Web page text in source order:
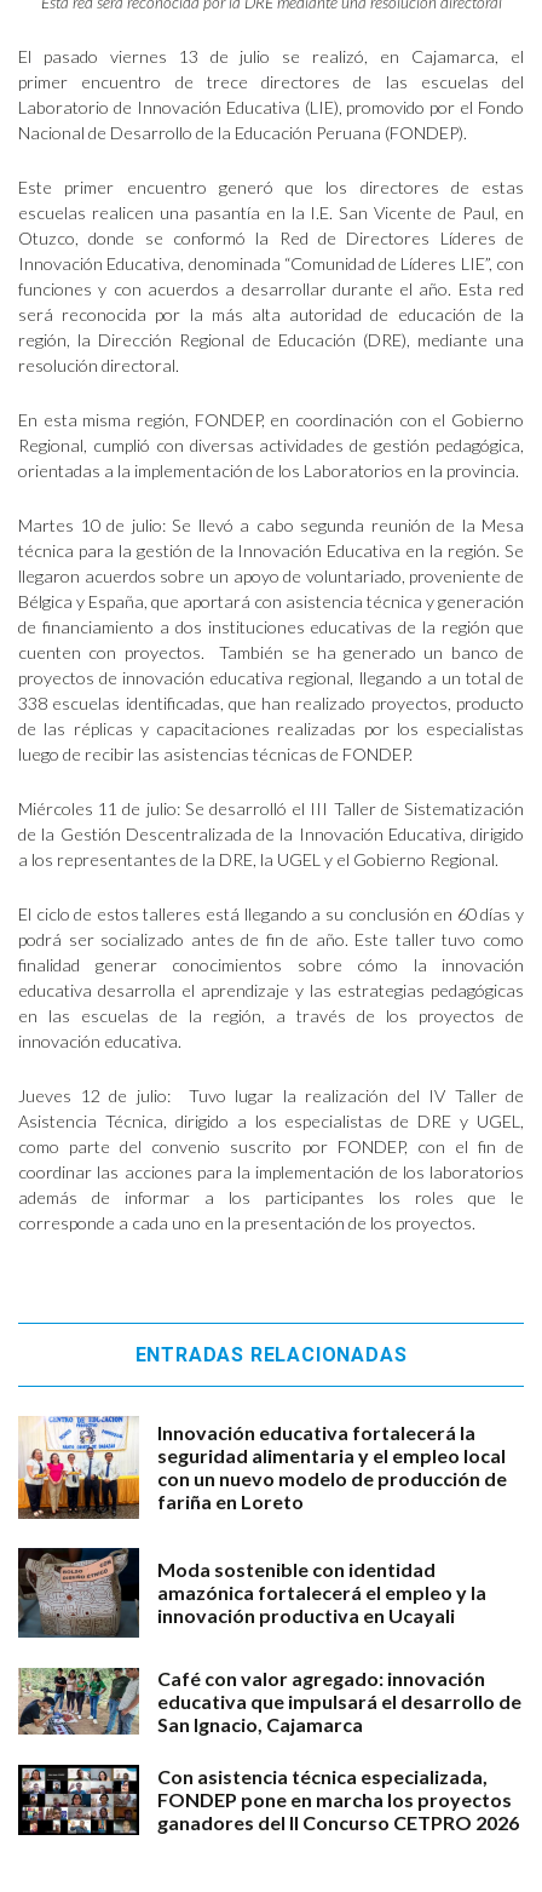
El pasado viernes 13 de julio se realizó, en Cajamarca, el
primer encuentro de trece directores de las escuelas del
Laboratorio de Innovación Educativa (LIE), promovido por el Fondo
Nacional de Desarrollo de la Educación Peruana (FONDEP).
Este primer encuentro generó que los directores de estas
escuelas realicen una pasantía en la I.E. San Vicente de Paul, en
Otuzco, donde se conformó la Red de Directores Líderes de
Innovación Educativa, denominada “Comunidad de Líderes LIE”, con
funciones y con acuerdos a desarrollar durante el año. Esta red
será reconocida por la más alta autoridad de educación de la
región, la Dirección Regional de Educación (DRE), mediante una
resolución directoral.
En esta misma región, FONDEP, en coordinación con el Gobierno
Regional, cumplió con diversas actividades de gestión pedagógica,
orientadas a la implementación de los Laboratorios en la provincia.
Martes 10 de julio: Se llevó a cabo segunda reunión de la Mesa
técnica para la gestión de la Innovación Educativa en la región. Se
llegaron acuerdos sobre un apoyo de voluntariado, proveniente de
Bélgica y España, que aportará con asistencia técnica y generación
de financiamiento a dos instituciones educativas de la región que
cuenten con proyectos. También se ha generado un banco de
proyectos de innovación educativa regional, llegando a un total de
338 escuelas identificadas, que han realizado proyectos, producto
de las réplicas y capacitaciones realizadas por los especialistas
luego de recibir las asistencias técnicas de FONDEP.
Miércoles 11 de julio: Se desarrolló el III Taller de Sistematización
de la Gestión Descentralizada de la Innovación Educativa, dirigido
a los representantes de la DRE, la UGEL y el Gobierno Regional.
El ciclo de estos talleres está llegando a su conclusión en 60 días y
podrá ser socializado antes de fin de año. Este taller tuvo como
finalidad generar conocimientos sobre cómo la innovación
educativa desarrolla el aprendizaje y las estrategias pedagógicas
en las escuelas de la región, a través de los proyectos de
innovación educativa.
Jueves 12 de julio: Tuvo lugar la realización del IV Taller de
Asistencia Técnica, dirigido a los especialistas de DRE y UGEL,
como parte del convenio suscrito por FONDEP, con el fin de
coordinar las acciones para la implementación de los laboratorios
además de informar a los participantes los roles que le
corresponde a cada uno en la presentación de los proyectos.
ENTRADAS RELACIONADAS
Innovación educativa fortalecerá la
seguridad alimentaria y el empleo local
con un nuevo modelo de producción de
fariña en Loreto
Moda sostenible con identidad
amazónica fortalecerá el empleo y la
innovación productiva en Ucayali
Café con valor agregado: innovación
educativa que impulsará el desarrollo de
San Ignacio, Cajamarca
Con asistencia técnica especializada,
FONDEP pone en marcha los proyectos
ganadores del II Concurso CETPRO 2026